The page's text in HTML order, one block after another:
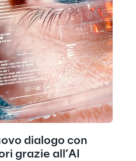
dialogo con
grazie all’AI